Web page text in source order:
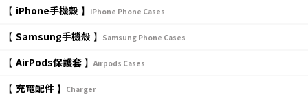
【 iPhone手機殼 】 iPhone Phone Cases
【 Samsung手機殼 】 Samsung Phone Cases
【 AirPods保護套 】 Airpods Cases
【 充電配件 】 Charger